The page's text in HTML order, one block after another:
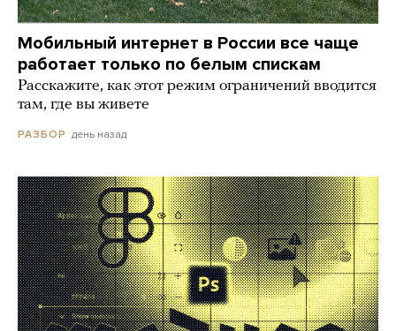
Мобильный интернет в России все чаще
работает только по белым спискам
Расскажите, как этот режим ограничений вводится
там, где вы живете
РАЗБОР день назад